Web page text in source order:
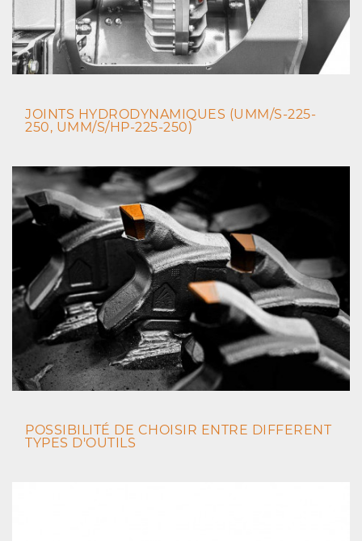
JOINTS HYDRODYNAMIQUES (UMM/S-225-
250, UMM/S/HP-225-250)
POSSIBILITÉ DE CHOISIR ENTRE DIFFERENT
TYPES D'OUTILS